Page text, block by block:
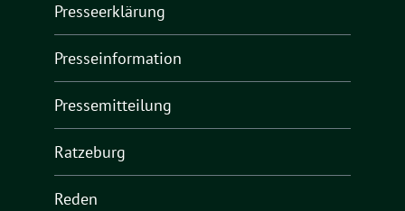
Presseerklärung
Presseinformation
Pressemitteilung
Ratzeburg
Reden